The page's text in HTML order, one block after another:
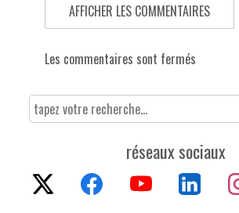
AFFICHER LES COMMENTAIRES
Les commentaires sont fermés
réseaux sociaux